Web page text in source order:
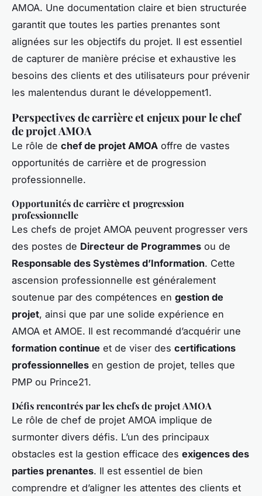
AMOA. Une documentation claire et bien structurée
garantit que toutes les parties prenantes sont
alignées sur les objectifs du projet. Il est essentiel
de capturer de manière précise et exhaustive les
besoins des clients et des utilisateurs pour prévenir
les malentendus durant le développement1.
Perspectives de carrière et enjeux pour le chef
de projet AMOA
Le rôle de chef de projet AMOA offre de vastes
opportunités de carrière et de progression
professionnelle.
Opportunités de carrière et progression
professionnelle
Les chefs de projet AMOA peuvent progresser vers
des postes de Directeur de Programmes ou de
Responsable des Systèmes d’Information. Cette
ascension professionnelle est généralement
soutenue par des compétences en gestion de
projet, ainsi que par une solide expérience en
AMOA et AMOE. Il est recommandé d’acquérir une
formation continue et de viser des certifications
professionnelles en gestion de projet, telles que
PMP ou Prince21.
Défis rencontrés par les chefs de projet AMOA
Le rôle de chef de projet AMOA implique de
surmonter divers défis. L’un des principaux
obstacles est la gestion efficace des exigences des
parties prenantes. Il est essentiel de bien
comprendre et d’aligner les attentes des clients et